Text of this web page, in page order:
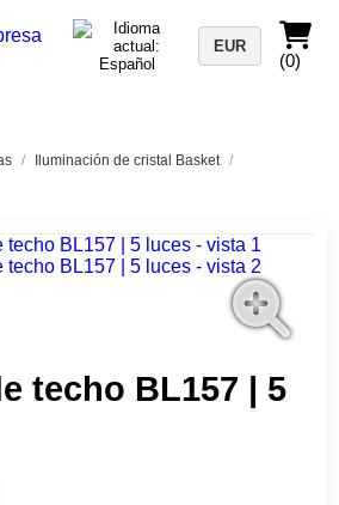
EUR
(0)
/ Iluminación de cristal Basket /
techo BL157 | 5